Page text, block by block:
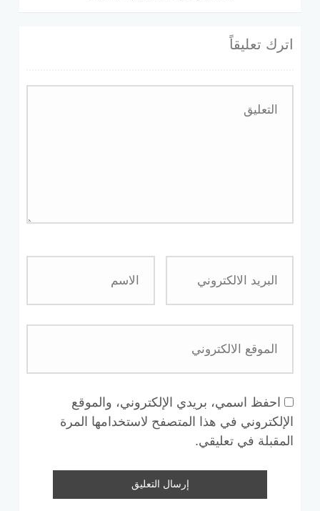
اترك تعليقاً
احفظ اسمي، بريدي الإلكتروني، والموقع
الإلكتروني في هذا المتصفح لاستخدامها المرة
المقبلة في تعليقي.